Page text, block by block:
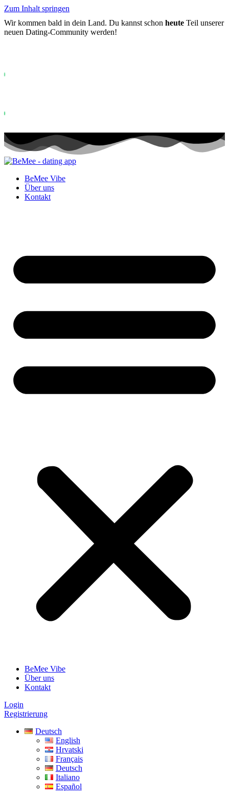
Zum Inhalt springen
Wir kommen bald in dein Land. Du kannst schon heute Teil unserer
neuen Dating-Community werden!
BeMee Vibe
Über uns
Kontakt
BeMee Vibe
Über uns
Kontakt
Login
Registrierung
Deutsch
English
Hrvatski
Français
Deutsch
Italiano
Español